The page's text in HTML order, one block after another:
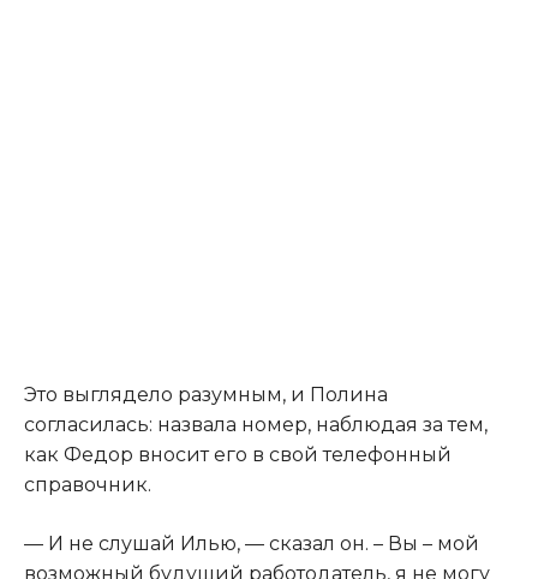
​Это выглядело разумным, и Полина
согласилась: назвала номер, наблюдая за тем,
как Федор вносит его в свой телефонный
справочник.​
​— И не слушай Илью, — сказал он. – Вы – мой
возможный будущий работодатель, я не могу